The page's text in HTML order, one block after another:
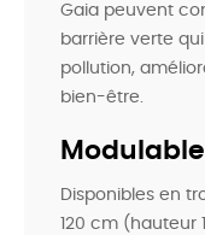
Gaia peuvent
barrière verte
pollution,
bien-être.
Disponibles en
120 cm